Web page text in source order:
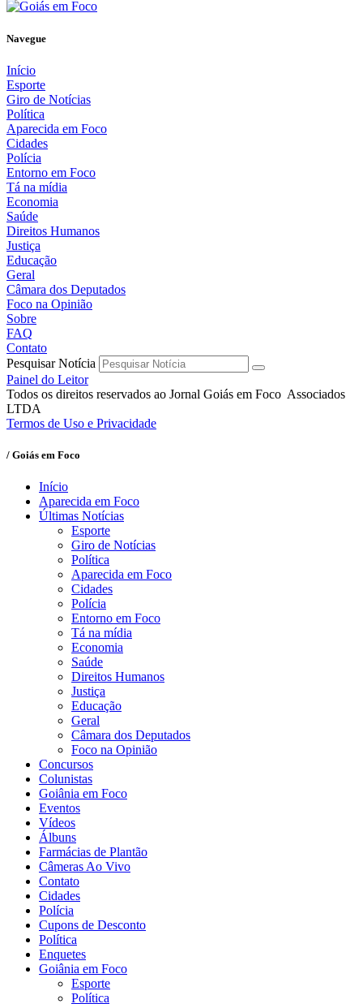
Navegue
Início
Esporte
Giro de Notícias
Política
Aparecida em Foco
Cidades
Polícia
Entorno em Foco
Tá na mídia
Economia
Saúde
Direitos Humanos
Justiça
Educação
Geral
Câmara dos Deputados
Foco na Opinião
Sobre
FAQ
Contato
Pesquisar Notícia
Painel do Leitor
Todos os direitos reservados ao Jornal Goiás em Foco Associados
LTDA
Termos de Uso e Privacidade
/ Goiás em Foco
Início
Aparecida em Foco
Últimas Notícias
Esporte
Giro de Notícias
Política
Aparecida em Foco
Cidades
Polícia
Entorno em Foco
Tá na mídia
Economia
Saúde
Direitos Humanos
Justiça
Educação
Geral
Câmara dos Deputados
Foco na Opinião
Concursos
Colunistas
Goiânia em Foco
Eventos
Vídeos
Álbuns
Farmácias de Plantão
Câmeras Ao Vivo
Contato
Cidades
Polícia
Cupons de Desconto
Política
Enquetes
Goiânia em Foco
Esporte
Política